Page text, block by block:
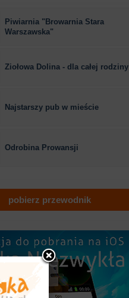
Piwiarnia "Browarnia Stara
Warszawska"
Ziołowa Dolina - dla całej rodziny
Najstarszy pub w mieście
Odrobina Prowansji